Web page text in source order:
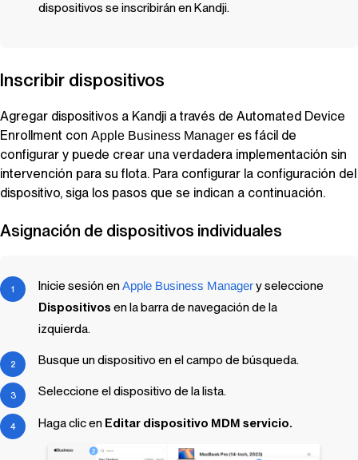
dispositivos se inscribirán enKandji.
Inscribir dispositivos
Agregar dispositivos a Kandji a través de Automated Device
Enrollment con Apple Business Manager es fácil de
configurar y puede crear una verdadera implementación sin
intervención para su flota. Para configurar la configuración del
dispositivo, siga los pasos que se indican a continuación.
Asignación de dispositivos individuales
Inicie sesión enApple Business Managery seleccione
Dispositivos en la barra de navegación de la
izquierda.
Busque un dispositivo en el campo de búsqueda.
Seleccione el dispositivo de la lista.
Haga clic en Editar dispositivo MDM servicio.